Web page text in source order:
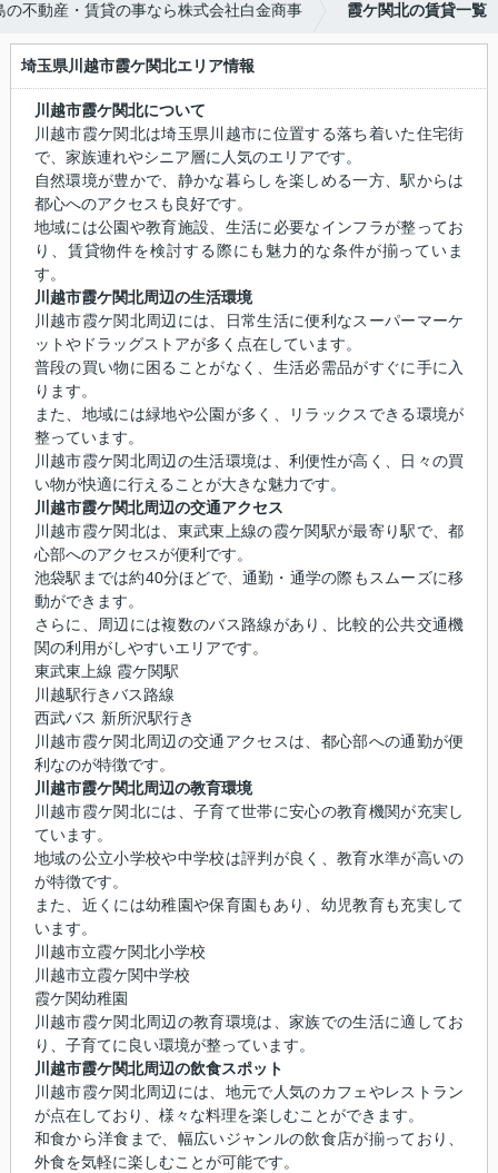
の不動産・賃貸の事なら株式会社白金商事 霞ケ関北の賃貸一覧
埼玉県川越市霞ケ関北エリア情報
川越市霞ケ関北について
川越市霞ケ関北は埼玉県川越市に位置する落ち着いた住宅街
で、家族連れやシニア層に人気のエリアです。
自然環境が豊かで、静かな暮らしを楽しめる一方、駅からは
都心へのアクセスも良好です。
地域には公園や教育施設、生活に必要なインフラが整ってお
り、賃貸物件を検討する際にも魅力的な条件が揃っていま
す。
川越市霞ケ関北周辺の生活環境
川越市霞ケ関北周辺には、日常生活に便利なスーパーマーケ
ットやドラッグストアが多く点在しています。
普段の買い物に困ることがなく、生活必需品がすぐに手に入
ります。
また、地域には緑地や公園が多く、リラックスできる環境が
整っています。
川越市霞ケ関北周辺の生活環境は、利便性が高く、日々の買
い物が快適に行えることが大きな魅力です。
川越市霞ケ関北周辺の交通アクセス
川越市霞ケ関北は、東武東上線の霞ケ関駅が最寄り駅で、都
心部へのアクセスが便利です。
池袋駅までは約40分ほどで、通勤・通学の際もスムーズに移
動ができます。
さらに、周辺には複数のバス路線があり、比較的公共交通機
関の利用がしやすいエリアです。
東武東上線 霞ケ関駅
川越駅行きバス路線
西武バス 新所沢駅行き
川越市霞ケ関北周辺の交通アクセスは、都心部への通勤が便
利なのが特徴です。
川越市霞ケ関北周辺の教育環境
川越市霞ケ関北には、子育て世帯に安心の教育機関が充実し
ています。
地域の公立小学校や中学校は評判が良く、教育水準が高いの
が特徴です。
また、近くには幼稚園や保育園もあり、幼児教育も充実して
います。
川越市立霞ケ関北小学校
川越市立霞ケ関中学校
霞ケ関幼稚園
川越市霞ケ関北周辺の教育環境は、家族での生活に適してお
り、子育てに良い環境が整っています。
川越市霞ケ関北周辺の飲食スポット
川越市霞ケ関北周辺には、地元で人気のカフェやレストラン
が点在しており、様々な料理を楽しむことができます。
和食から洋食まで、幅広いジャンルの飲食店が揃っており、
外食を気軽に楽しむことが可能です。